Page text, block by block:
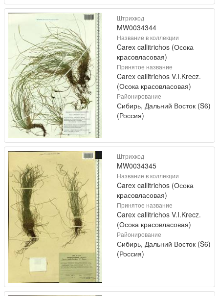
Штрихкод
MW0034344
Название в коллекции
Carex callitrichos (Осока
красовласовая)
Принятое название
Carex callitrichos V.I.Krecz.
(Осока красовласовая)
Районирование
Сибирь, Дальний Восток (S6)
(Россия)
Штрихкод
MW0034345
Название в коллекции
Carex callitrichos (Осока
красовласовая)
Принятое название
Carex callitrichos V.I.Krecz.
(Осока красовласовая)
Районирование
Сибирь, Дальний Восток (S6)
(Россия)